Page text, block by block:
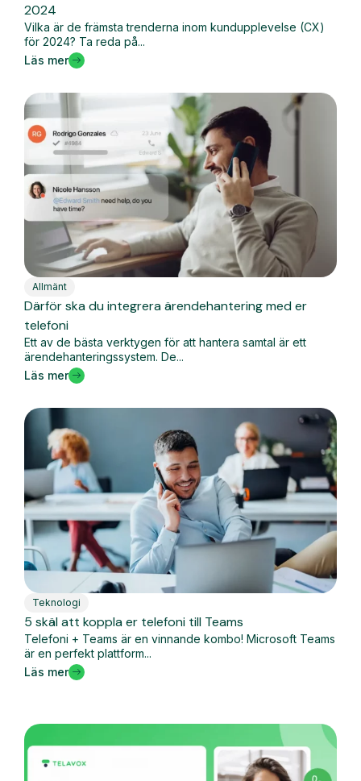
2024
Vilka är de främsta trenderna inom kundupplevelse (CX)
för 2024? Ta reda på...
Läs mer
Allmänt
Därför ska du integrera ärendehantering med er
telefoni
Ett av de bästa verktygen för att hantera samtal är ett
ärendehanteringssystem. De...
Läs mer
Teknologi
5 skäl att koppla er telefoni till Teams
Telefoni + Teams är en vinnande kombo! Microsoft Teams
är en perfekt plattform...
Läs mer